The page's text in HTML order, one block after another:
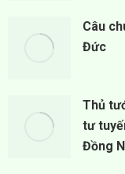
Câu
Đức
Thủ
tư
Đồng